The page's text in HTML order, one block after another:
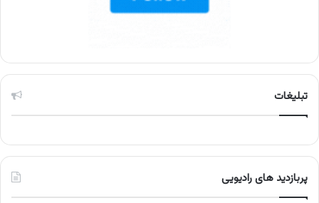
تبلیغات
پربازدید های رادیویی